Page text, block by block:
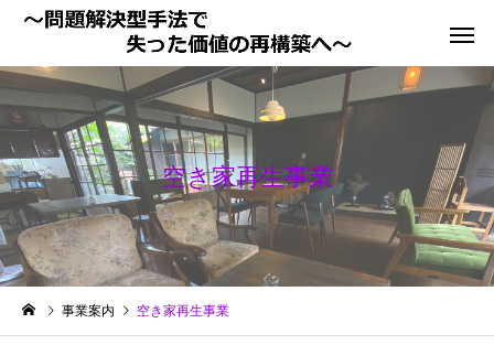
学習塾運営事業 キャリア
空き家再生事業
事業案内 空き家再生事業